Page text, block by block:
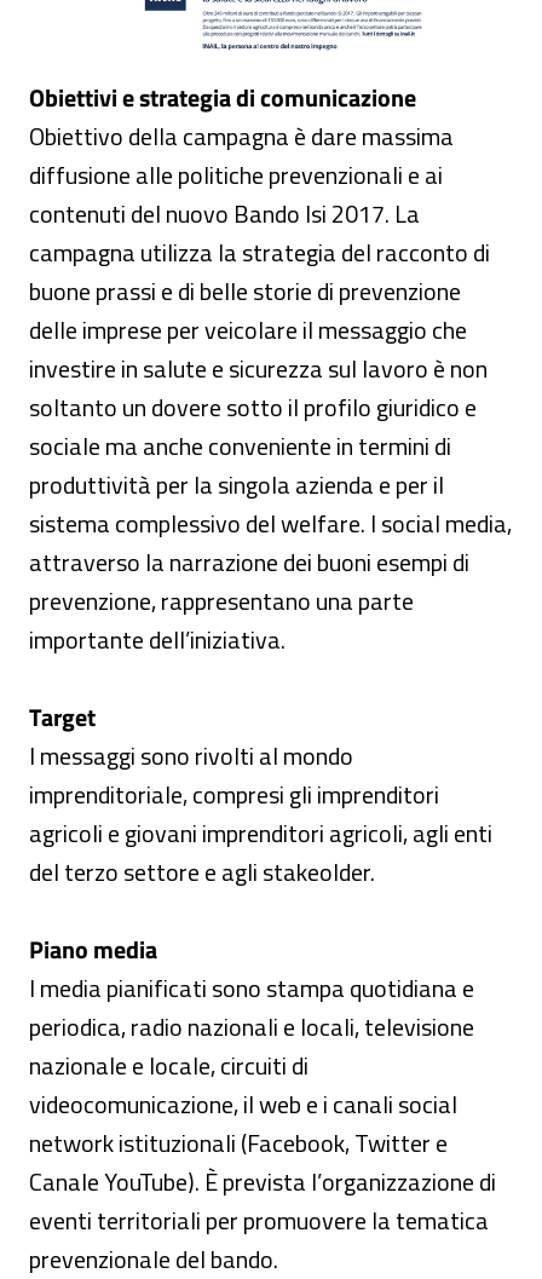
Obiettivi e strategia di comunicazione
Obiettivo della campagna è dare massima
diffusione alle politiche prevenzionali e ai
contenuti del nuovo Bando Isi 2017. La
campagna utilizza la strategia del racconto di
buone prassi e di belle storie di prevenzione
delle imprese per veicolare il messaggio che
investire in salute e sicurezza sul lavoro è non
soltanto un dovere sotto il profilo giuridico e
sociale ma anche conveniente in termini di
produttività per la singola azienda e per il
sistema complessivo del welfare. I social media,
attraverso la narrazione dei buoni esempi di
prevenzione, rappresentano una parte
importante dell’iniziativa.
Target
I messaggi sono rivolti al mondo
imprenditoriale, compresi gli imprenditori
agricoli e giovani imprenditori agricoli, agli enti
del terzo settore e agli stakeolder.
Piano media
I media pianificati sono stampa quotidiana e
periodica, radio nazionali e locali, televisione
nazionale e locale, circuiti di
videocomunicazione, il web e i canali social
network istituzionali (Facebook, Twitter e
Canale YouTube). È prevista l’organizzazione di
eventi territoriali per promuovere la tematica
prevenzionale del bando.